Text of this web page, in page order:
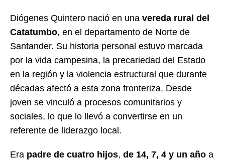
Diógenes Quintero nació en una vereda rural del
Catatumbo, en el departamento de Norte de
Santander. Su historia personal estuvo marcada
por la vida campesina, la precariedad del Estado
en la región y la violencia estructural que durante
décadas afectó a esta zona fronteriza. Desde
joven se vinculó a procesos comunitarios y
sociales, lo que lo llevó a convertirse en un
referente de liderazgo local.
Era padre de cuatro hijos, de 14, 7, 4 y un año a